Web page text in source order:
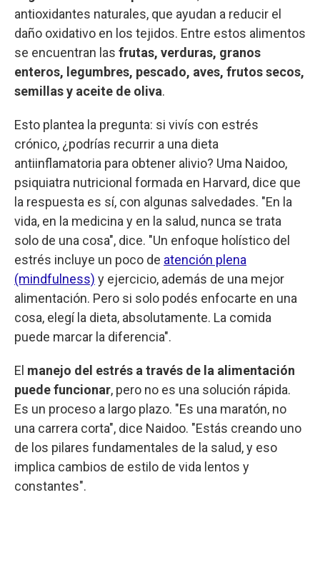
antioxidantes naturales, que ayudan a reducir el
daño oxidativo en los tejidos. Entre estos alimentos
se encuentran las frutas, verduras, granos
enteros, legumbres, pescado, aves, frutos secos,
semillas y aceite de oliva.
Esto plantea la pregunta: si vivís con estrés
crónico, ¿podrías recurrir a una dieta
antiinflamatoria para obtener alivio? Uma Naidoo,
psiquiatra nutricional formada en Harvard, dice que
la respuesta es sí, con algunas salvedades. "En la
vida, en la medicina y en la salud, nunca se trata
solo de una cosa", dice. "Un enfoque holístico del
estrés incluye un poco de atención plena
(mindfulness) y ejercicio, además de una mejor
alimentación. Pero si solo podés enfocarte en una
cosa, elegí la dieta, absolutamente. La comida
puede marcar la diferencia".
El manejo del estrés a través de la alimentación
puede funcionar, pero no es una solución rápida.
Es un proceso a largo plazo. "Es una maratón, no
una carrera corta", dice Naidoo. "Estás creando uno
de los pilares fundamentales de la salud, y eso
implica cambios de estilo de vida lentos y
constantes".